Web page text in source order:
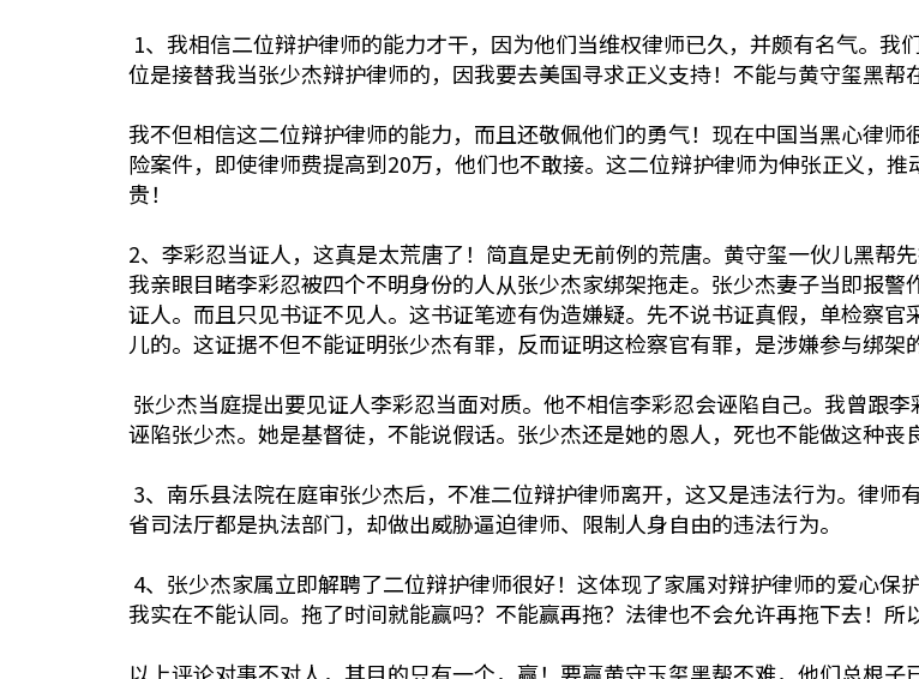
1、我相信二位辩护律师的能力才干，因为他们当维权律师已久，并颇有名气。
位是接替我当张少杰辩护律师的，因我要去美国寻求正义支持！不能与黄守玺黑
我不但相信这二位辩护律师的能力，而且还敬佩他们的勇气！现在中国当黑心律
险案件，即使律师费提高到20万，他们也不敢接。这二位辩护律师为伸张正义，
贵！
2、李彩忍当证人，这真是太荒唐了！简直是史无前例的荒唐。黄守玺一伙儿黑帮
我亲眼目睹李彩忍被四个不明身份的人从张少杰家绑架拖走。张少杰妻子当即报
证人。而且只见书证不见人。这书证笔迹有伪造嫌疑。先不说书证真假，单检察
儿的。这证据不但不能证明张少杰有罪，反而证明这检察官有罪，是涉嫌参与绑架
张少杰当庭提出要见证人李彩忍当面对质。他不相信李彩忍会诬陷自己。我曾跟
诬陷张少杰。她是基督徒，不能说假话。张少杰还是她的恩人，死也不能做这种丧
3、南乐县法院在庭审张少杰后，不准二位辩护律师离开，这又是违法行为。律
省司法厅都是执法部门，却做出威胁逼迫律师、限制人身自由的违法行为。
4、张少杰家属立即解聘了二位辩护律师很好！这体现了家属对辩护律师的爱心保
我实在不能认同。拖了时间就能赢吗？不能赢再拖？法律也不会允许再拖下去！所